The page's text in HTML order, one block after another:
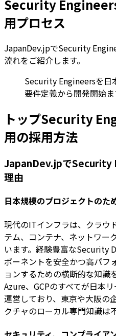
Security
用プロセス
JapanDev.jpでSecurity
流れをご紹介します。
Security Engineersを
要件定義から開発開始
トップSecurity
用の採用方法
JapanDev.jpでSecurity
理由
日本規模のプロジェクトのた
現代のITインフラは、クラウ
テム、コンテナ、ネットワー
います。経験豊富なSecurity
ポーネントを安全かつ高パフ
ョンするための横断的な知識
Azure、GCPのすべてが日本
運営しており、東京や大阪の
クチャのローカル専門知識は